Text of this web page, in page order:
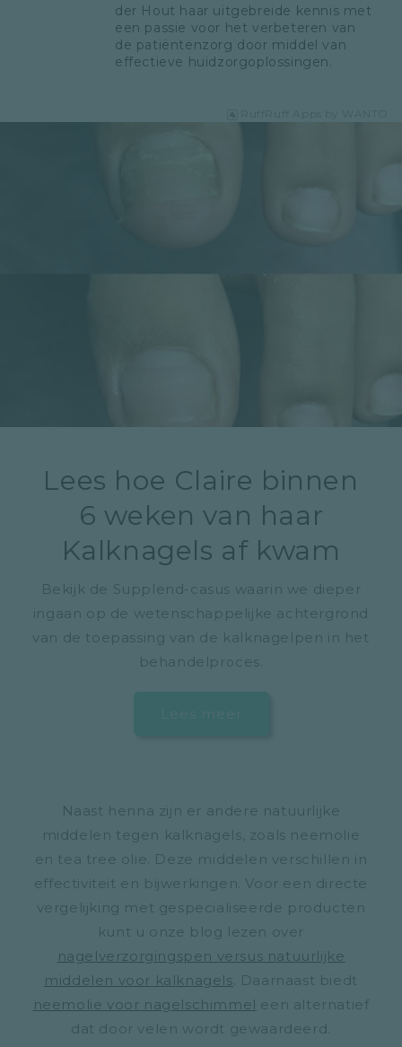
der Hout haar uitgebreide kennis met
een passie voor het verbeteren van
de patiëntenzorg door middel van
effectieve huidzorgoplossingen.
Lees hoe Claire binnen
6 weken van haar
Kalknagels af kwam
Bekijk de Supplend-casus waarin we dieper
ingaan op de wetenschappelijke achtergrond
van de toepassing van de kalknagelpen in het
behandelproces.
Naast henna zijn er andere natuurlijke
middelen tegen kalknagels, zoals neemolie
en tea tree olie. Deze middelen verschillen in
effectiviteit en bijwerkingen. Voor een directe
vergelijking met gespecialiseerde producten
kunt u onze blog lezen over
nagelverzorgingspen versus natuurlijke
middelen voor kalknagels . Daarnaast biedt
neemolie voor nagelschimmel een alternatief
dat door velen wordt gewaardeerd.